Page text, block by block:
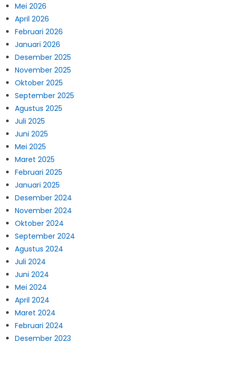
Mei 2026
April 2026
Februari 2026
Januari 2026
Desember 2025
November 2025
Oktober 2025
September 2025
Agustus 2025
Juli 2025
Juni 2025
Mei 2025
Maret 2025
Februari 2025
Januari 2025
Desember 2024
November 2024
Oktober 2024
September 2024
Agustus 2024
Juli 2024
Juni 2024
Mei 2024
April 2024
Maret 2024
Februari 2024
Desember 2023